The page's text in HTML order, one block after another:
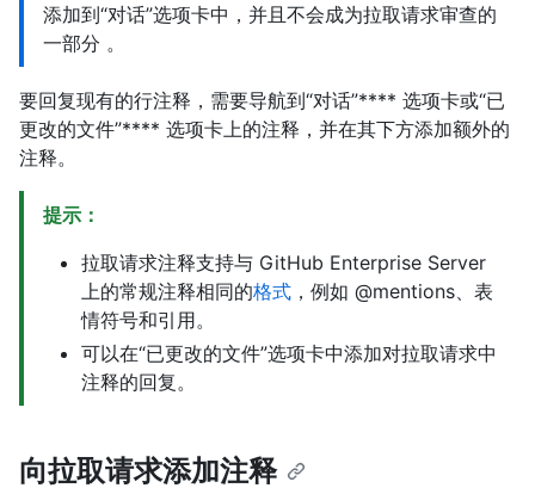
添加到“对话”选项卡中，并且不会成为拉取请求审查的
一部分 。
要回复现有的行注释，需要导航到“对话”**** 选项卡或“已
更改的文件”**** 选项卡上的注释，并在其下方添加额外的
注释。
提示：
拉取请求注释支持与 GitHub Enterprise Server
上的常规注释相同的格式 ，例如 @mentions、表
情符号和引用。
可以在“已更改的文件”选项卡中添加对拉取请求中
注释的回复。
向拉取请求添加注释